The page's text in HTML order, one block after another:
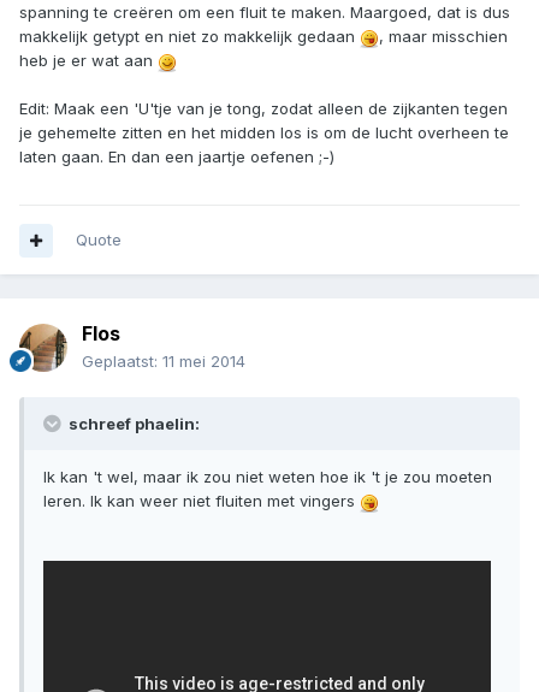
spanning te creëren om een fluit te maken. Maargoed, dat is dus
makkelijk getypt en niet zo makkelijk gedaan
, maar misschien
heb je er wat aan
Edit: Maak een 'U'tje van je tong, zodat alleen de zijkanten tegen
je gehemelte zitten en het midden los is om de lucht overheen te
laten gaan. En dan een jaartje oefenen ;-)
Quote
Flos
Geplaatst: 11 mei 2014
schreef phaelin:
Ik kan 't wel, maar ik zou niet weten hoe ik 't je zou moeten
leren. Ik kan weer niet fluiten met vingers